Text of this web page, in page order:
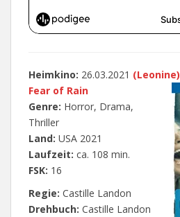
Heimkino: 26.03.2021 (Leonine)
Fear of Rain
Genre: Horror, Drama,
Thriller
Land: USA 2021
Laufzeit: ca. 108 min.
FSK: 16
Regie: Castille Landon
Drehbuch: Castille Landon